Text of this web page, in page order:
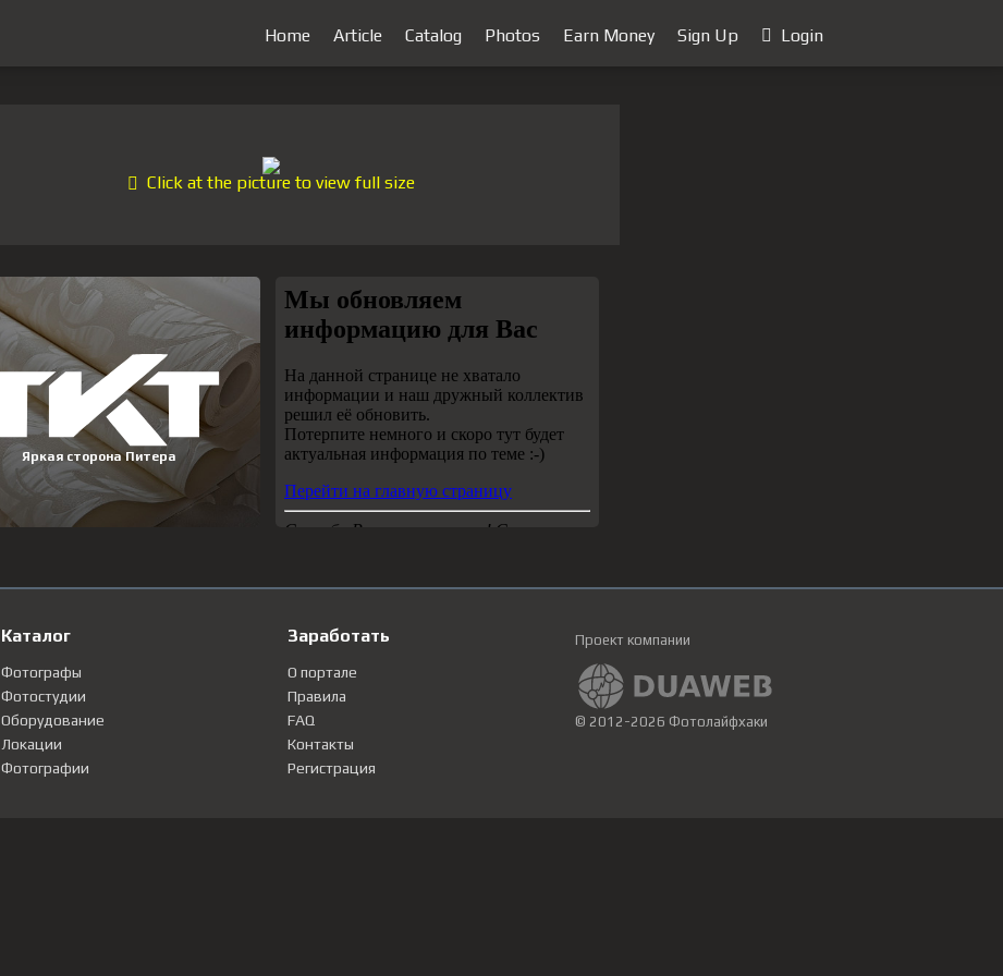
Home Article Catalog Photos Earn Money Sign Up Login
Click at the picture to view full size
Каталог
Фотографы
Фотостудии
Оборудование
Локации
Фотографии
Заработать
О портале
Правила
FAQ
Контакты
Регистрация
Проект компании
© 2012-2026 Фотолайфхаки